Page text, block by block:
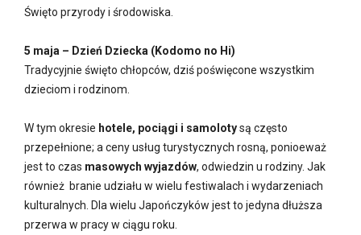
Święto przyrody i środowiska.
5 maja – Dzień Dziecka (Kodomo no Hi)
Tradycyjnie święto chłopców, dziś poświęcone wszystkim
dzieciom i rodzinom.
W tym okresie hotele, pociągi i samolotysą często
przepełnione; a ceny usług turystycznych rosną, ponioeważ
jest to czas masowych wyjazdów, odwiedzin u rodziny. Jak
również branie udziału w wielu festiwalach i wydarzeniach
kulturalnych. Dla wielu Japończyków jest to jedyna dłuższa
przerwa w pracy w ciągu roku.